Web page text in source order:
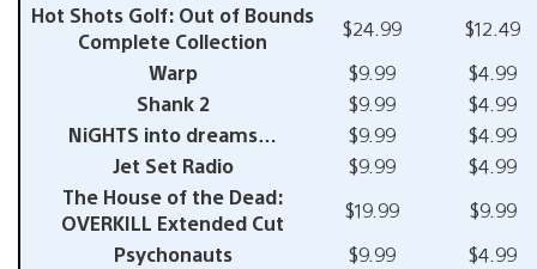
Hot Shots Golf: Out of Bounds
Complete Collection
$24.99
$12.49
Warp
$9.99
$4.99
Shank 2
$9.99
$4.99
NiGHTS into dreams…
$9.99
$4.99
Jet Set Radio
$9.99
$4.99
The House of the Dead:
OVERKILL Extended Cut
$19.99
$9.99
Psychonauts
$9.99
$4.99